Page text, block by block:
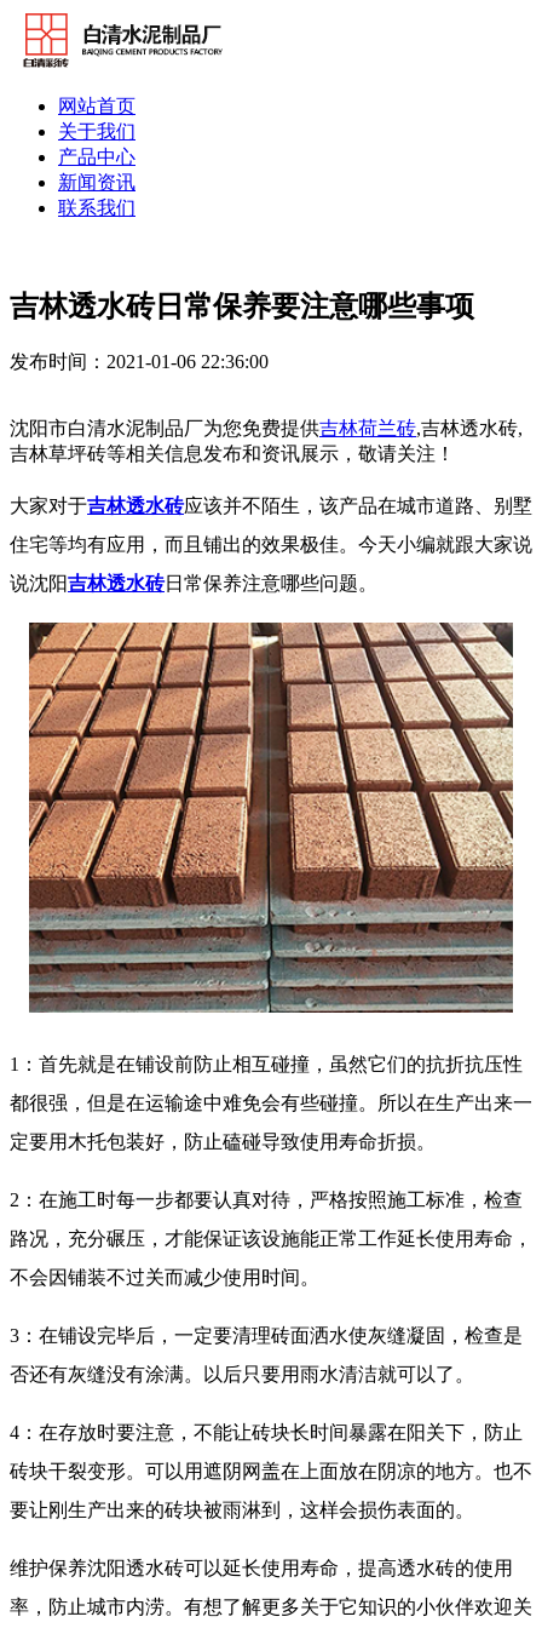
网站首页
关于我们
产品中心
新闻资讯
联系我们
吉林透水砖日常保养要注意哪些事项
发布时间：2021-01-06 22:36:00
沈阳市白清水泥制品厂为您免费提供吉林荷兰砖,吉林透水砖,
吉林草坪砖等相关信息发布和资讯展示，敬请关注！
大家对于吉林透水砖应该并不陌生，该产品在城市道路、别墅
住宅等均有应用，而且铺出的效果极佳。今天小编就跟大家说
说沈阳吉林透水砖日常保养注意哪些问题。
1：首先就是在铺设前防止相互碰撞，虽然它们的抗折抗压性
都很强，但是在运输途中难免会有些碰撞。所以在生产出来一
定要用木托包装好，防止磕碰导致使用寿命折损。
2：在施工时每一步都要认真对待，严格按照施工标准，检查
路况，充分碾压，才能保证该设施能正常工作延长使用寿命，
不会因铺装不过关而减少使用时间。
3：在铺设完毕后，一定要清理砖面洒水使灰缝凝固，检查是
否还有灰缝没有涂满。以后只要用雨水清洁就可以了。
4：在存放时要注意，不能让砖块长时间暴露在阳关下，防止
砖块干裂变形。可以用遮阴网盖在上面放在阴凉的地方。也不
要让刚生产出来的砖块被雨淋到，这样会损伤表面的。
维护保养沈阳透水砖可以延长使用寿命，提高透水砖的使用
率，防止城市内涝。有想了解更多关于它知识的小伙伴欢迎关